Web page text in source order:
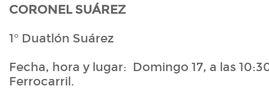
CORONEL SUÁREZ
1° Duatlón Suárez
Fecha, hora y lugar: Domingo 17, a las
Ferrocarril.